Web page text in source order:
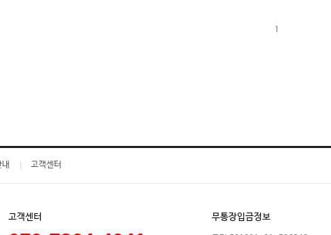
1
고객센터
고객센터 무통장입금정보